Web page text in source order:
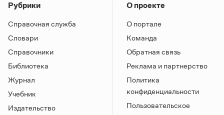
Рубрики
Справочная служба
Словари
Справочники
Библиотека
Журнал
Учебник
Издательство
О проекте
О портале
Команда
Обратная связь
Реклама и партнерство
Политика
конфиденциальности
Пользовательское